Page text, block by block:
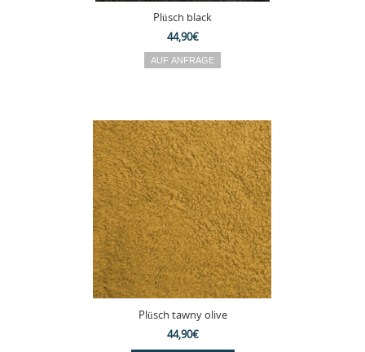
Plüsch black
44,90€
Plüsch tawny olive
44,90€